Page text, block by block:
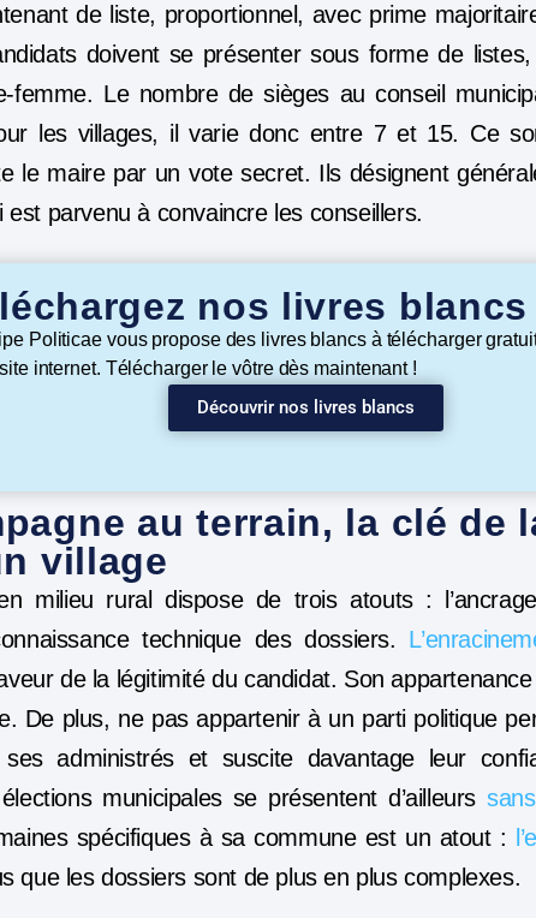
de liste, proportionnel, avec prime
doivent se présenter sous forme de
femme. Le nombre de sièges au conseil
les villages, il varie donc entre 7 et 15. Ce
le maire par un vote secret. Ils désignent
est parvenu à convaincre les conseillers.
nos livres blancs
Politicae vous propose des livres blancs à télécharger
internet. Télécharger le vôtre dès maintenant !
Découvrir nos livres blancs
au terrain, la clé de
village
milieu rural dispose de trois atouts : l’ancrage
technique des dossiers.
de la légitimité du candidat. Son
De plus, ne pas appartenir à un parti politique
administrés et suscite davantage leur
municipales se présentent d’ailleurs
spécifiques à sa commune est un atout :
que les dossiers sont de plus en plus complexes.